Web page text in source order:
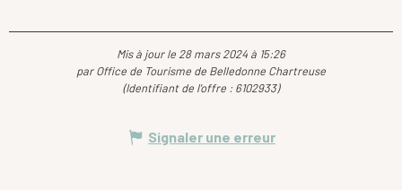
Mis à jour le 28 mars 2024 à 15:26
par Office de Tourisme de Belledonne Chartreuse
(Identifiant de l'offre : 6102933)
Signaler une erreur